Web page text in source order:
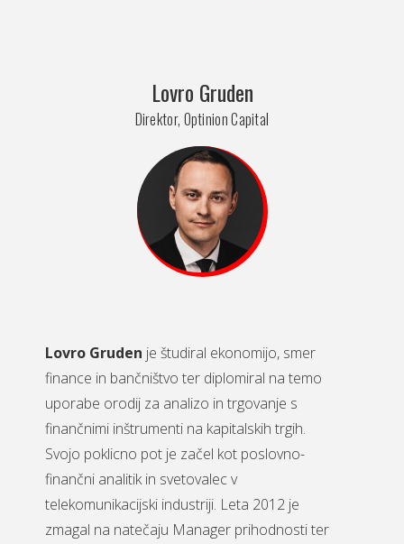
Lovro Gruden
Direktor, Optinion Capital
Lovro Gruden je študiral ekonomijo, smer
finance in bančništvo ter diplomiral na temo
uporabe orodij za analizo in trgovanje s
finančnimi inštrumenti na kapitalskih trgih.
Svojo poklicno pot je začel kot poslovno-
finančni analitik in svetovalec v
telekomunikacijski industriji. Leta 2012 je
zmagal na natečaju Manager prihodnosti ter